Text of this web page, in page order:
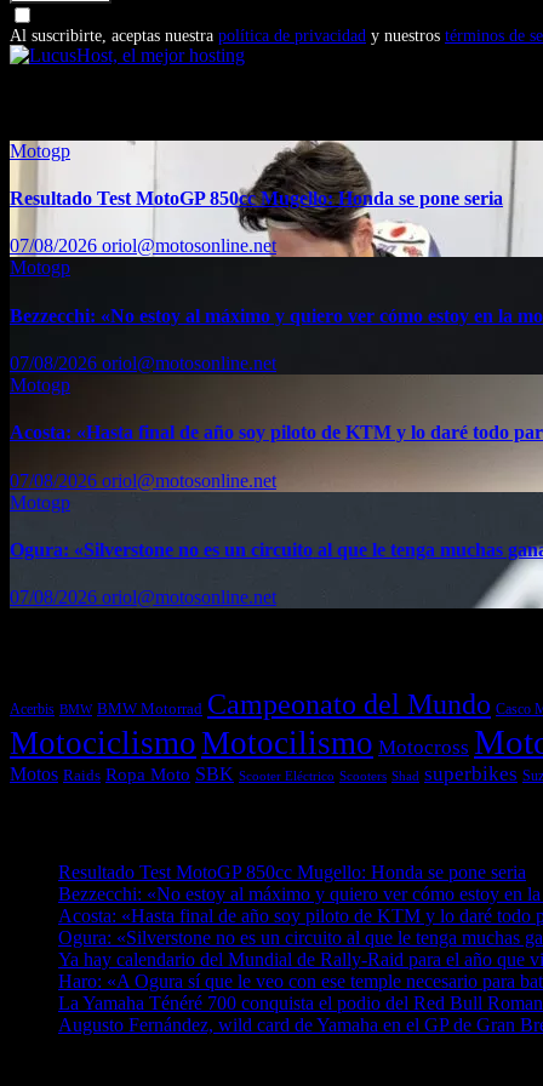
Al suscribirte, aceptas nuestra política de privacidad y nuestros términos de
Motogp
Resultado Test MotoGP 850cc Mugello: Honda se pone seria
07/08/2026 oriol@motosonline.net
Motogp
Bezzecchi: «No estoy al máximo y quiero ver cómo estoy en la
07/08/2026 oriol@motosonline.net
Motogp
Acosta: «Hasta final de año soy piloto de KTM y lo daré todo
07/08/2026 oriol@motosonline.net
Motogp
Ogura: «Silverstone no es un circuito al que le tenga muchas
07/08/2026 oriol@motosonline.net
Acerbis BMW BMW Motorrad Campeonato del Mundo Casco
MotociclismoMotocilismo Motocross
Motos Raids Ropa Moto SBK Scooter Eléctrico Scooters Shad superbikes
Resultado Test MotoGP 850cc Mugello: Honda se pone seria
Bezzecchi: «No estoy al máximo y quiero ver cómo estoy en
Acosta: «Hasta final de año soy piloto de KTM y lo daré todo
Ogura: «Silverstone no es un circuito al que le tenga muchas
Ya hay calendario del Mundial de Rally-Raid para el año que
Haro: «A Ogura sí que le veo con ese temple necesario para
La Yamaha Ténéré 700 conquista el podio del Red Bull
Augusto Fernández, wild card de Yamaha en el GP de Gran